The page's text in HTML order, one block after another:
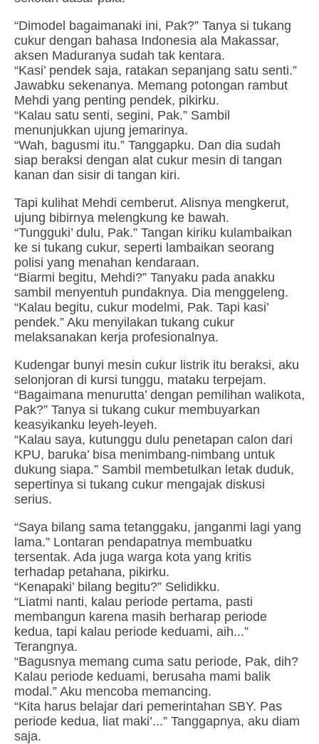
“Dimodel bagaimanaki ini, Pak?” Tanya si tukang
cukur dengan bahasa Indonesia ala Makassar,
aksen Maduranya sudah tak kentara.
“Kasi’ pendek saja, ratakan sepanjang satu senti.”
Jawabku sekenanya. Memang potongan rambut
Mehdi yang penting pendek, pikirku.
“Kalau satu senti, segini, Pak.” Sambil
menunjukkan ujung jemarinya.
“Wah, bagusmi itu.” Tanggapku. Dan dia sudah
siap beraksi dengan alat cukur mesin di tangan
kanan dan sisir di tangan kiri.
Tapi kulihat Mehdi cemberut. Alisnya mengkerut,
ujung bibirnya melengkung ke bawah.
“Tungguki’ dulu, Pak.” Tangan kiriku kulambaikan
ke si tukang cukur, seperti lambaikan seorang
polisi yang menahan kendaraan.
“Biarmi begitu, Mehdi?” Tanyaku pada anakku
sambil menyentuh pundaknya. Dia menggeleng.
“Kalau begitu, cukur modelmi, Pak. Tapi kasi’
pendek.” Aku menyilakan tukang cukur
melaksanakan kerja profesionalnya.
Kudengar bunyi mesin cukur listrik itu beraksi, aku
selonjoran di kursi tunggu, mataku terpejam.
“Bagaimana menurutta’ dengan pemilihan walikota,
Pak?” Tanya si tukang cukur membuyarkan
keasyikanku leyeh-leyeh.
“Kalau saya, kutunggu dulu penetapan calon dari
KPU, baruka’ bisa menimbang-nimbang untuk
dukung siapa.” Sambil membetulkan letak duduk,
sepertinya si tukang cukur mengajak diskusi
serius.
“Saya bilang sama tetanggaku, janganmi lagi yang
lama.” Lontaran pendapatnya membuatku
tersentak. Ada juga warga kota yang kritis
terhadap petahana, pikirku.
“Kenapaki’ bilang begitu?” Selidikku.
“Liatmi nanti, kalau periode pertama, pasti
membangun karena masih berharap periode
kedua, tapi kalau periode keduami, aih...”
Terangnya.
“Bagusnya memang cuma satu periode, Pak, dih?
Kalau periode keduami, berusaha mami balik
modal.” Aku mencoba memancing.
“Kita harus belajar dari pemerintahan SBY. Pas
periode kedua, liat maki’...” Tanggapnya, aku diam
saja.